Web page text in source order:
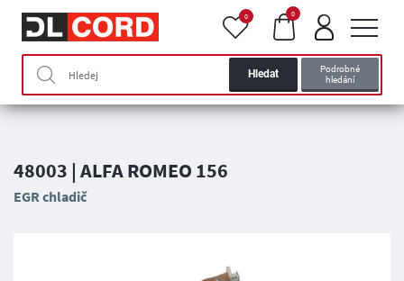
Hledat
Podrobné
hledání
0 0
48003 | ALFA ROMEO 156
EGR chladič